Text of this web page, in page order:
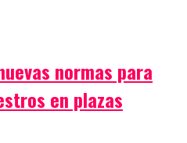
normas para
en plazas